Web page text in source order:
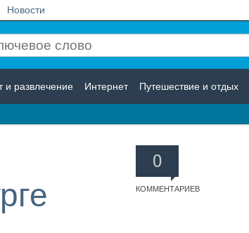
Новости
и развлечение Интернет Путешествие и отдых
0
КОММЕНТАРИЕВ